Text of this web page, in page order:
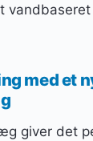
med et
giver det